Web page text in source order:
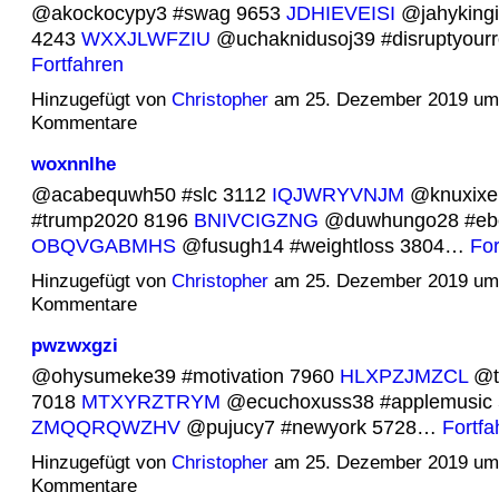
@akockocypy3 #swag 9653 JDHIEVEISI
4243 WXXJLWFZIU @uchaknidusoj39
Fortfahren
Hinzugefügt von Christopheram 25. Dezember 2019
Kommentare
woxnnlhe
@acabequwh50 #slc 3112 IQJWRYVNJM
#trump2020 8196 BNIVCIGZNG @duwhungo28
OBQVGABMHS@fusugh14 #weightloss 3804…
Hinzugefügt von Christopheram 25. Dezember 2019
Kommentare
pwzwxgzi
@ohysumeke39 #motivation 7960 HLXPZJMZCL
7018 MTXYRZTRYM @ecuchoxuss38 #applemusic
ZMQQRQWZHV@pujucy7 #newyork 5728…
Hinzugefügt von Christopheram 25. Dezember 2019
Kommentare